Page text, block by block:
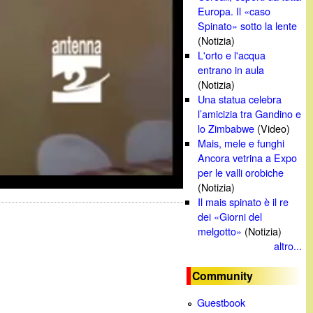
Europa. Il «caso
Spinato» sotto la lente
(Notizia)
L'orto e l'acqua
entrano in aula
(Notizia)
Una statua celebra
l’amicizia tra Gandino e
lo Zimbabwe (Video)
Mais, mele e funghi
Ancora vetrina a Expo
per le valli orobiche
(Notizia)
Il mais spinato è il re
dei «Giorni del
melgotto» (Notizia)
altro...
Community
Guestbook